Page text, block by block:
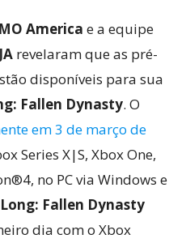
America e a equipe
revelaram que as pré-
disponíveis para sua
Fallen Dynasty. O
em 3 de março de
Series X|S, Xbox One,
no PC via Windows e
Fallen Dynasty
dia com o Xbox